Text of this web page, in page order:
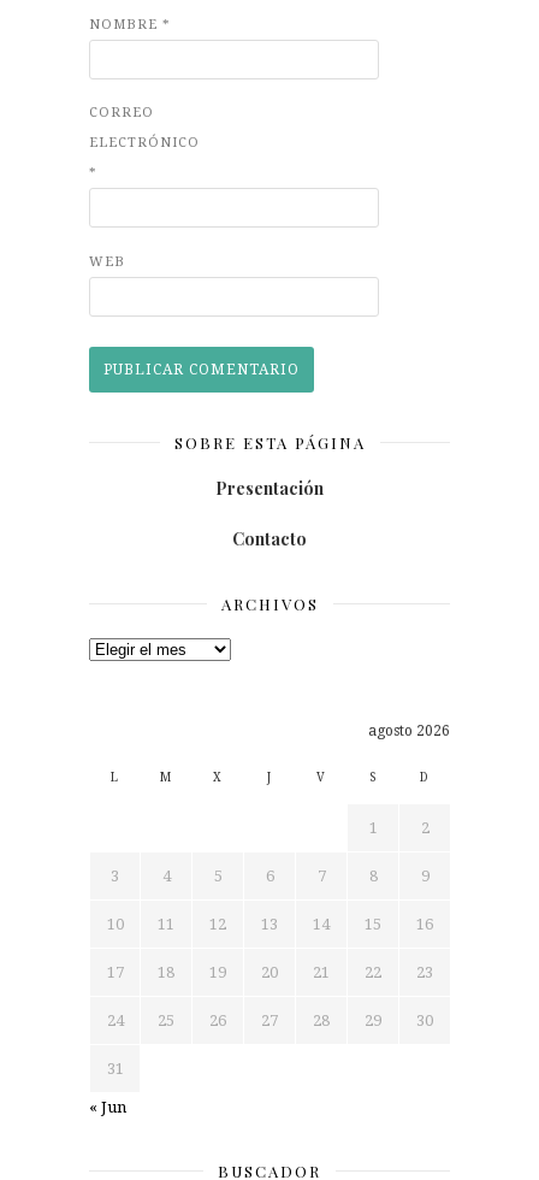
NOMBRE *
CORREO
ELECTRÓNICO
*
WEB
SOBRE ESTA PÁGINA
Presentación
Contacto
ARCHIVOS
Archivos
agosto 2026
L M X J V S D
1 2
3 4 5 6 7 8 9
10 11 12 13 14 15 16
17 18 19 20 21 22 23
24 25 26 27 28 29 30
31
« Jun
BUSCADOR